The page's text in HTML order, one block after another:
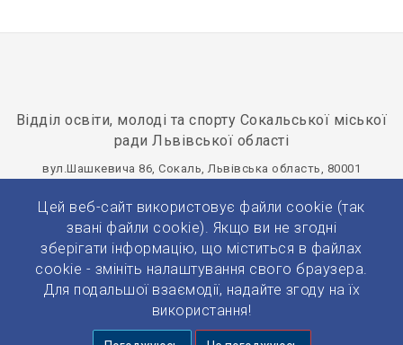
Цей веб-сайт використовує файли cookie (так
звані файли cookie). Якщо ви не згодні
зберігати інформацію, що міститься в файлах
cookie - змініть налаштування свого браузера.
Для подальшої взаємодії, надайте згоду на їх
використання!
Відділ освіти, молоді та спорту Сокальської міської
ради Львівської області
вул.Шашкевича 86, Сокаль, Львівська область, 80001
Панель управління
© 2026 Усі права захищено.